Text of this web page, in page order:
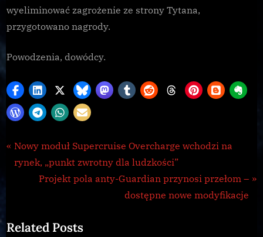
wyeliminować zagrożenie ze strony Tytana,
przygotowano nagrody.
Powodzenia, dowódcy.
CG
Galnet
Nawigacja
wpisu
P
r
o
Nowy moduł Supercruise Overcharge wchodzi na
rynek, „punkt zwrotny dla ludzkości”
N
t
Projekt pola anty-Guardian przynosi przełom –
dostępne nowe modyfikacje
Related Posts